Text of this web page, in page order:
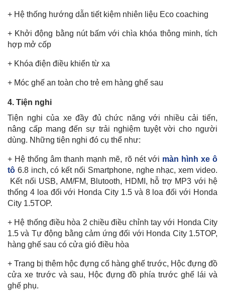
+ Hệ thống hướng dẫn tiết kiệm nhiên liệu Eco coaching
+ Khởi động bằng nút bấm với chìa khóa thông minh, tích
hợp mở cốp
+ Khóa điện điều khiển từ xa
+ Móc ghế an toàn cho trẻ em hàng ghế sau
4. Tiện nghi
Tiện nghi của xe đầy đủ chức năng với nhiều cải tiến,
nâng cấp mang đến sự trải nghiệm tuyệt vời cho người
dùng. Những tiện nghi đó cụ thể như:
+ Hệ thống âm thanh mạnh mẽ, rõ nét với màn hình xe ô
tô 6.8 inch, có kết nối Smartphone, nghe nhạc, xem video.
Kết nối USB, AM/FM, Blutooth, HDMI, hỗ trợ MP3 với hệ
thống 4 loa đối với Honda City 1.5 và 8 loa đối với Honda
City 1.5TOP.
+ Hệ thống điều hòa 2 chiều điều chỉnh tay với Honda City
1.5 và Tự động bằng cảm ứng đối với Honda City 1.5TOP,
hàng ghế sau có cửa gió điều hòa
+ Trang bị thêm hộc đựng cố hàng ghế trước, Hộc đựng đồ
cửa xe trước và sau, Hộc đựng đồ phía trước ghế lái và
ghế phụ.